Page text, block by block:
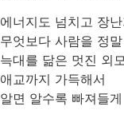
에너지도 넘치고 장
무엇보다 사람을 정
늑대를 닮은 멋진 외
애교까지 가득해서
알면 알수록 빠져들